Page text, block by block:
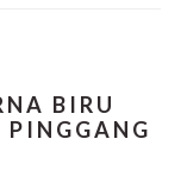
BIRU
PINGGANG